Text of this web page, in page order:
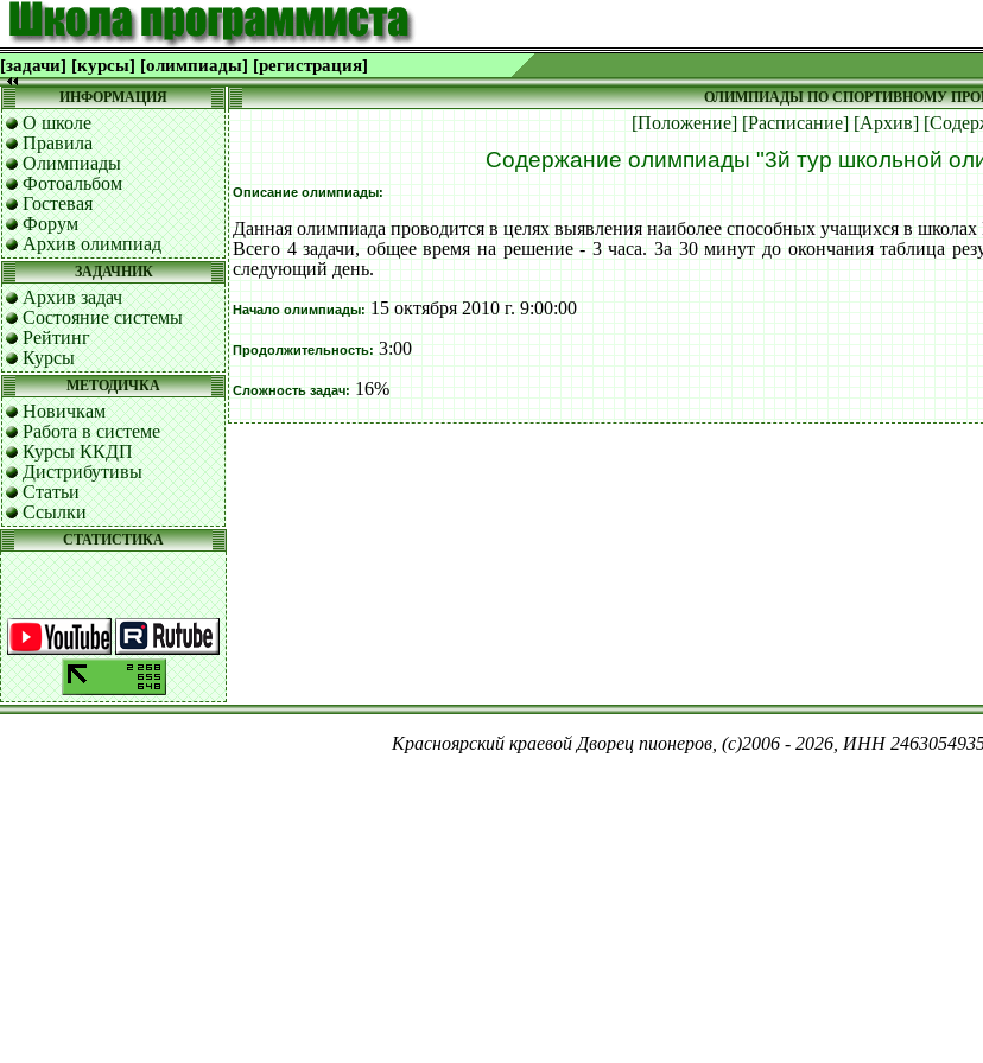
[задачи] [курсы] [олимпиады] [регистрация]
ИНФОРМАЦИЯ
О школе
Правила
Олимпиады
Фотоальбом
Гостевая
Форум
Архив олимпиад
ЗАДАЧНИК
Архив задач
Состояние системы
Рейтинг
Курсы
МЕТОДИЧКА
Новичкам
Работа в системе
Курсы ККДП
Дистрибутивы
Статьи
Ссылки
СТАТИСТИКА
ОЛИМПИАДЫ ПО СПОРТИВНОМУ
[Положение] [Расписание] [Архив]
Содержание олимпиады "3й тур школьной
Описание олимпиады:
Данная олимпиада проводится в целях выявления наиболее способных учащихся в школах
Всего 4 задачи, общее время на решение - 3 часа. За 30 минут до окончания таблица
следующий день.
Начало олимпиады:15 октября 2010 г. 9:00:00
Продолжительность:3:00
Сложность задач:16%
Красноярский краевой Дворец пионеров, (c)2006 - 2026, ИНН